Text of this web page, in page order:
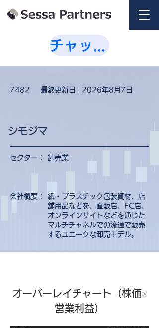
7482 最終更新日： 2026年8月7日
シモジマ
セクター： 卸売業
会社概要：
紙・プラスチック包装資材、店
舗用品などを、直販店、FC店、
オンラインサイトなどを通じた
マルチチャネルでの流通で販売
するユニークな卸売モデル。
オーバーレイチャート（株価×
営業利益）